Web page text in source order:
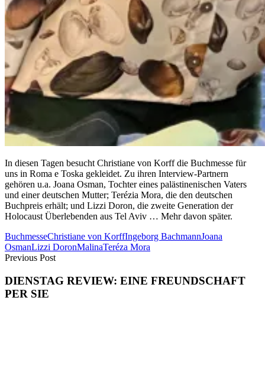
In diesen Tagen besucht Christiane von Korff die Buchmesse für
uns in Roma e Toska gekleidet. Zu ihren Interview-Partnern
gehören u.a. Joana Osman, Tochter eines palästinenischen Vaters
und einer deutschen Mutter; Terézia Mora, die den deutschen
Buchpreis erhält; und Lizzi Doron, die zweite Generation der
Holocaust Überlebenden aus Tel Aviv … Mehr davon später.
BuchmesseChristiane von KorffIngeborg BachmannJoana
OsmanLizzi DoronMalinaTeréza Mora
Previous Post
DIENSTAG REVIEW: EINE FREUNDSCHAFT
PER SIE